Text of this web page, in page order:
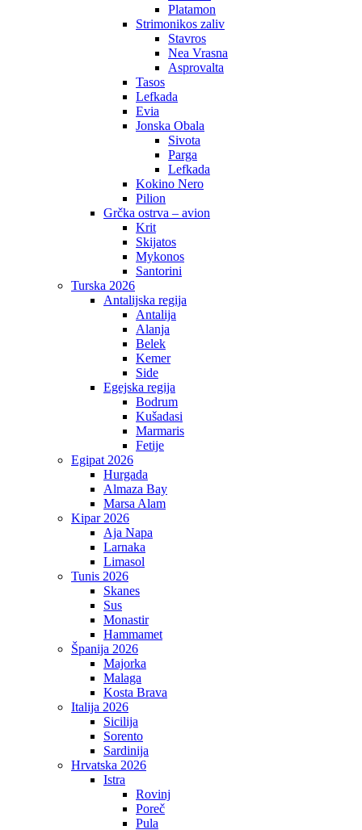
Platamon
Strimonikos zaliv
Stavros
Nea Vrasna
Asprovalta
Tasos
Lefkada
Evia
Jonska Obala
Sivota
Parga
Lefkada
Kokino Nero
Pilion
Grčka ostrva – avion
Krit
Skijatos
Mykonos
Santorini
Turska 2026
Antalijska regija
Antalija
Alanja
Belek
Kemer
Side
Egejska regija
Bodrum
Kušadasi
Marmaris
Fetije
Egipat 2026
Hurgada
Almaza Bay
Marsa Alam
Kipar 2026
Aja Napa
Larnaka
Limasol
Tunis 2026
Skanes
Sus
Monastir
Hammamet
Španija 2026
Majorka
Malaga
Kosta Brava
Italija 2026
Sicilija
Sorento
Sardinija
Hrvatska 2026
Istra
Rovinj
Poreč
Pula